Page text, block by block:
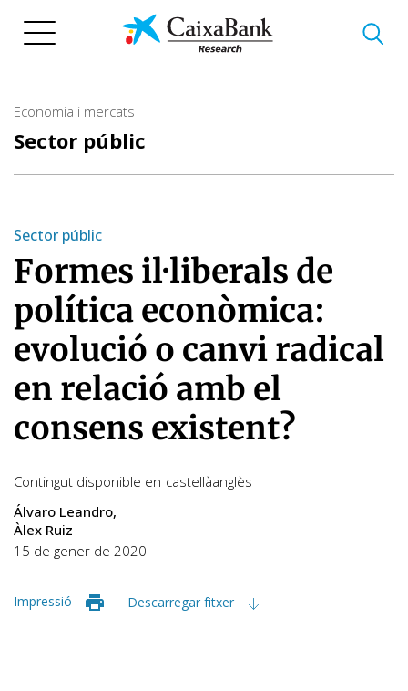
Economia i mercats
Sector públic
Sector públic
Formes il·liberals de
política econòmica:
evolució o canvi radical
en relació amb el
consens existent?
Contingut disponible en castellàanglès
Álvaro Leandro
Àlex Ruiz
15 de gener de 2020
Impressió Descarregar fitxer